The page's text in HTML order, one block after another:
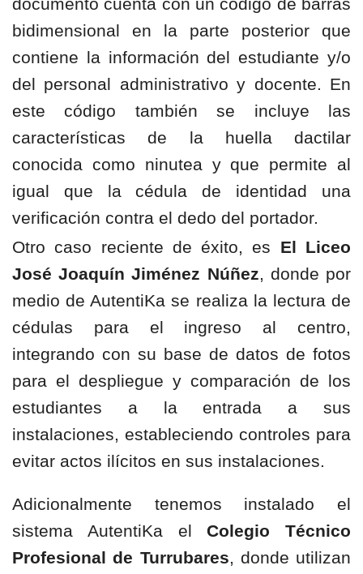
bidimensional en la parte posterior que
contiene la información del estudiante y/o
del personal administrativo y docente. En
este código también se incluye las
características de la huella dactilar
conocida como ninutea y que permite al
igual que la cédula de identidad una
verificación contra el dedo del portador.
Otro caso reciente de éxito, es El Liceo
José Joaquín Jiménez Núñez, donde por
medio de AutentiKa se realiza la lectura de
cédulas para el ingreso al centro,
integrando con su base de datos de fotos
para el despliegue y comparación de los
estudiantes a la entrada a sus
instalaciones, estableciendo controles para
evitar actos ilícitos en sus instalaciones.
Adicionalmente tenemos instalado el
sistema AutentiKa elColegio Técnico
Profesional de Turrubares, donde utilizan